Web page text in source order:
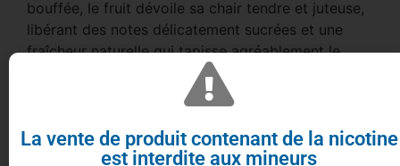
bouffée, le fruit dévoile sa chair tendre et juteuse,
libérant des notes délicatement sucrées et une
fraîcheur naturelle qui tapisse agréablement le
Ce juice se distingue par son réalisme saisissant,
évitant l’effet de saturation grâce à un équilibre
aromatique parfaitement maîtrisé. Sa vape fine, à
La vente de produit contenant de la nicotine
est interdite aux mineurs